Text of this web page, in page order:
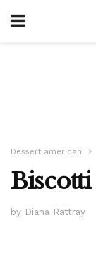
Dessert americani
by Diana Rattray